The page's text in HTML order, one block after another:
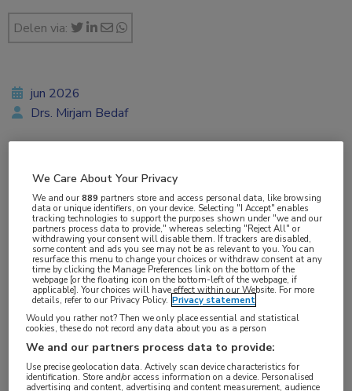
Delen via:
Een peiling van NFK en NVRO onder
kankerpatiënten geeft inzicht in hoe patiënten
bijwerkingen van radiotherapie ervaren. De
jun 2026
Drs. Mirjam Bedaf
Vakgebieden:
Oncologie
Aandachtsgebieden:
Radiotherapie
We Care About Your Privacy
We and our889 partners store and access personal data, like browsing
data or unique identifiers, on your device. Selecting "I Accept" enables
tracking technologies to support the purposes shown under "we and our
partners process data to provide," whereas selecting "Reject All" or
withdrawing your consent will disable them. If trackers are disabled,
some content and ads you see may not be as relevant to you. You can
resurface this menu to change your choices or withdraw consent at any
time by clicking the Manage Preferences link on the bottom of the
webpage [or the floating icon on the bottom-left of the webpage, if
applicable]. Your choices will have effect within our Website. For more
details, refer to our Privacy Policy. Privacy statement
Would you rather not? Then we only place essential and statistical
cookies, these do not record any data about you as a person
We and our partners process data to provide:
Use precise geolocation data. Actively scan device characteristics for
identification. Store and/or access information on a device. Personalised
advertising and content, advertising and content measurement, audience